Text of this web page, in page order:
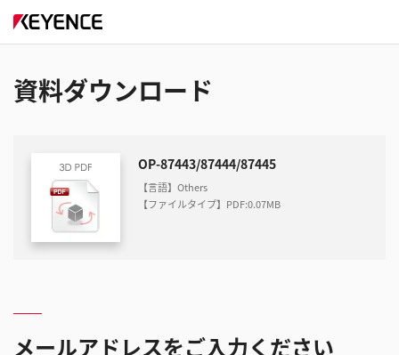
資料ダウンロード
OP-87443/87444/87445
【言語】Others
【ファイルタイプ】PDF:0.07MB
メールアドレスをご入力ください